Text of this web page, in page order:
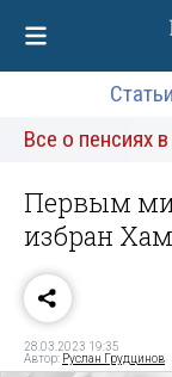
Статьи
Все о пенсиях
Первым
избран
28.03.2023 19:35
Автор: Руслан Грудцинов